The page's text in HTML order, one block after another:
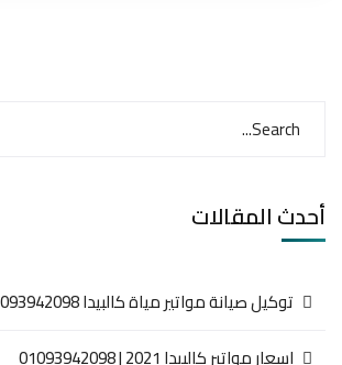
أحدث المقالات
توكيل صيانة مواتير مياة كالبيدا 01093942098
اسعار مواتير كالبيدا 2021 | 01093942098